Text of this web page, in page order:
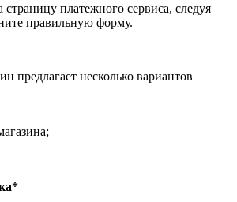
страницу платежного сервиса, следуя
правильную форму.
предлагает несколько вариантов